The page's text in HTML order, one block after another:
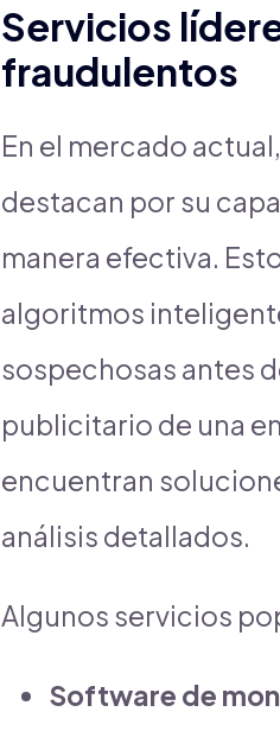
Servicios
fraudulentos
En el mercado
destacan por su
manera efectiva.
algoritmos
sospechosas antes
publicitario de una
encuentran
análisis detallados.
Algunos servicios
Software de